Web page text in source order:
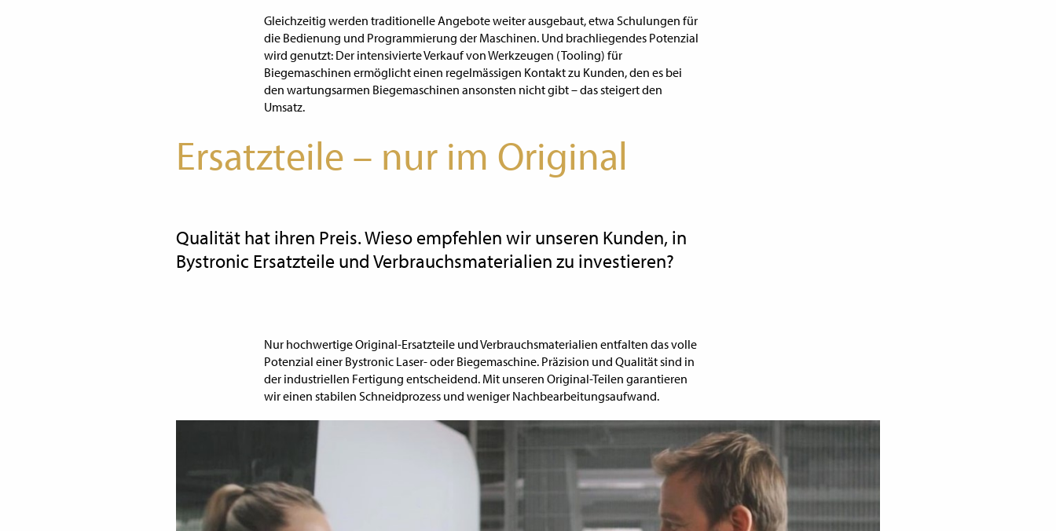
Gleichzeitig werden traditionelle Angebote weiter ausgebaut, etwa Schulungen für
die Bedienung und Programmierung der Maschinen. Und brachliegendes Potenzial
wird genutzt: Der intensivierte Verkauf von Werkzeugen (Tooling) für
Biegemaschinen ermöglicht einen regelmässigen Kontakt zu Kunden, den es bei
den wartungsarmen Biegemaschinen ansonsten nicht gibt – das steigert den
Umsatz.
Ersatzteile – nur im Original
Qualität hat ihren Preis. Wieso empfehlen wir unseren Kunden, in
Bystronic Ersatzteile und Verbrauchsmaterialien zu investieren?
Nur hochwertige Original-Ersatzteile und Verbrauchsmaterialien entfalten das volle
Potenzial einer Bystronic Laser- oder Biegemaschine. Präzision und Qualität sind in
der industriellen Fertigung entscheidend. Mit unseren Original-Teilen garantieren
wir einen stabilen Schneidprozess und weniger Nachbearbeitungsaufwand.